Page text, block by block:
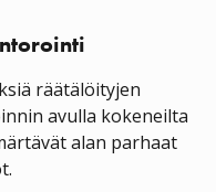
räätälöityjen
avulla kokeneilta
alan parhaat